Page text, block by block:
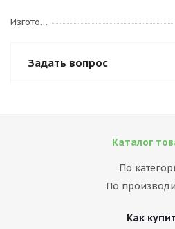
Изготовитель
Задать вопрос
Каталог
По
По
Как